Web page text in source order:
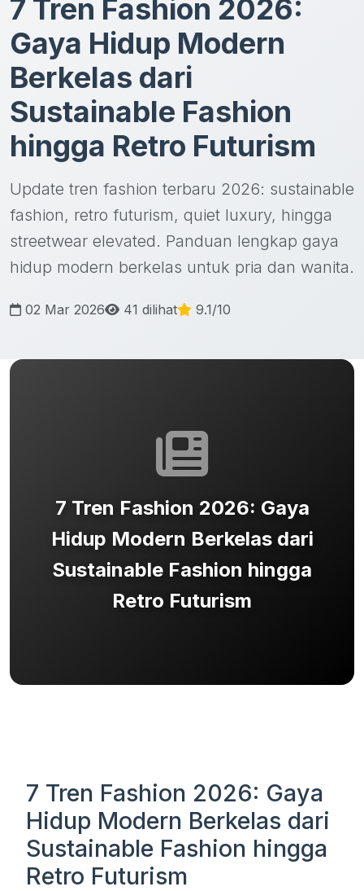
7 Tren Fashion 2026:
Gaya Hidup Modern
Berkelas dari
Sustainable Fashion
hingga Retro Futurism
Update tren fashion terbaru 2026: sustainable
fashion, retro futurism, quiet luxury, hingga
streetwear elevated. Panduan lengkap gaya
hidup modern berkelas untuk pria dan wanita.
02 Mar 2026 41 dilihat 9.1/10
7 Tren Fashion 2026: Gaya
Hidup Modern Berkelas dari
Sustainable Fashion hingga
Retro Futurism
7 Tren Fashion 2026: Gaya
Hidup Modern Berkelas dari
Sustainable Fashion hingga
Retro Futurism